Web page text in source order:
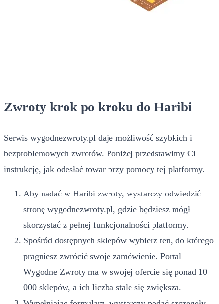
Zwroty krok po kroku do Haribi
Serwis wygodnezwroty.pl daje możliwość szybkich i
bezproblemowych zwrotów. Poniżej przedstawimy Ci
instrukcję, jak odesłać towar przy pomocy tej platformy.
Aby nadać w Haribi zwroty, wystarczy odwiedzić
stronę wygodnezwroty.pl, gdzie będziesz mógł
skorzystać z pełnej funkcjonalności platformy.
Spośród dostępnych sklepów wybierz ten, do którego
pragniesz zwrócić swoje zamówienie. Portal
Wygodne Zwroty ma w swojej ofercie się ponad 10
000 sklepów, a ich liczba stale się zwiększa.